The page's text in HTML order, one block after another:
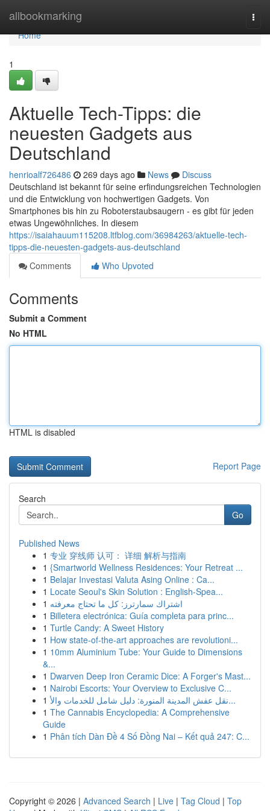
allbookmarking
Home
Home
1
Aktuelle Tech-Tipps: die
neuesten Gadgets aus
Deutschland
henrioalf726486 269 days ago News
Discuss
Deutschland ist bekannt für seine erfindungsreichen Technologien
und die Entwicklung von hochwertigen Gadgets. Von
Smartphones bis hin zu Roboterstaubsaugern - es gibt für jeden
etwas Ungewöhnliches. In diesem
https://isaiahauum115208.ltfblog.com/36984263/aktuelle-tech-
tipps-die-neuesten-gadgets-aus-deutschland
Comments
Who Upvoted
Comments
Submit a Comment
No HTML
HTML is disabled
Report Page
Search
Go
Published News
1 专业 穿线师 认可： 详细 解析与指南
1 {Smartworld Wellness Residences: Your Retreat ...
1 Belajar Investasi Valuta Asing Online : Ca...
1 Locate Seoul's Skin Solution : English-Spea...
1 اشتراك سمارترز: كل ما تحتاج معرفته
1 Billetera electrónica: Guía completa para princ...
1 Turtle Candy: A Sweet History
1 How state-of-the-art approaches are revolutioni...
1 10mm Aluminium Tube: Your Guide to Dimensions
&...
1 Dwarven Deep Iron Ceramic Dice: A Forger's Mast...
1 Nairobi Escorts: Your Overview to Exclusive C...
1
نقل عفش المدينة المنورة: دليل شامل للخدمات والأ...
1 The Cannabis Encyclopedia: A Comprehensive
Guide
1 Phân tích Dàn Đề 4 Số Đồng Nai – Kết quả 247: C...
Copyright © 2026 | Advanced Search | Live | Tag Cloud | Top